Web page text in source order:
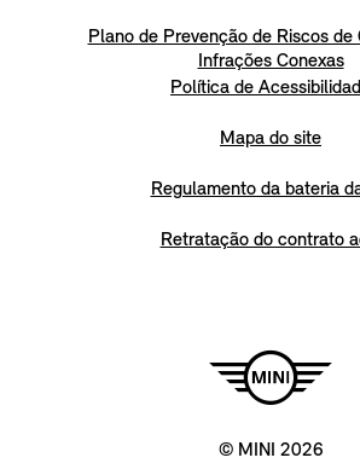
Plano de Prevenção de Riscos de
Infrações Conexas
Política de
Mapa do site
Regulamento da bateria
Retratação do contrato
© MINI 2026